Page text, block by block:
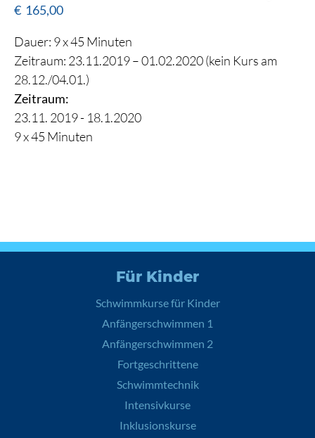
€ 165,00
Dauer: 9 x 45 Minuten
Zeitraum: 23.11.2019 – 01.02.2020 (kein Kurs am
28.12./04.01.)
Zeitraum:
23.11. 2019 - 18.1.2020
9 x 45 Minuten
Für Kinder
Schwimmkurse für Kinder
Anfängerschwimmen 1
Anfängerschwimmen 2
Fortgeschrittene
Schwimmtechnik
Intensivkurse
Inklusionskurse